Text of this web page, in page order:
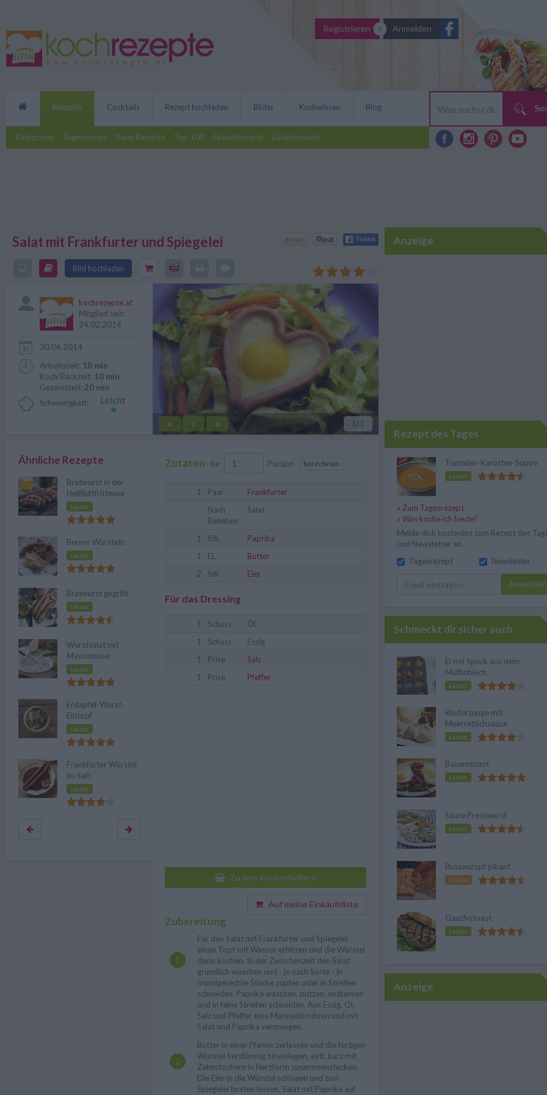
Registrieren Anmelden
Rezepte
Kategorien Tagesrezept Neue Rezepte Top 100 Grundrezepte Zutatensuche
Cocktails Rezept hochladen Bilder Kochwissen Blog
Salat mit Frankfurter und Spiegelei
Bild hochladen
Frankfurter und Spiegelei schmeckt gut und ist ganz einfach
zu machen.
« || » 1 /1
kochrezepte.at
Mitglied seit:
24.02.2014
30.06.2014
Arbeitszeit: 10 min
Koch/Backzeit: 10 min
Gesamtzeit: 20 min
Schwierigkeit:
Zutaten für Portion berechnen
1 Paar
Frankfurter
Nach
Belieben
Salat
1 Stk.
Paprika
1
EL
Butter
2
Stk. Eier
Für das Dressing
1 Schuss
Öl
1
Schuss
Essig
1
Prise
Salz
1
Prise Pfeffer
Zu den Küchenhelfern
Auf meine Einkaufsliste
Zubereitung
Für den Salat mit Frankfurter und Spiegelei
einen Topf mit Wasser erhitzen und die Würstel
darin kochen. In der Zwischenzeit den Salat
gründlich waschen und - je nach Sorte - in
mundgerechte Stücke zupfen oder in Streifen
schneiden. Paprika waschen, putzen, entkernen
und in feine Streifen schneiden. Aus Essig, Öl,
Salz und Pfeffer eine Marinade rühren und mit
Salat und Paprika vermengen.
Butter in einer Pfanne zerlassen und die fertigen
Würstel herzförmig hineinlegen, evtl. kurz mit
Zahnstochern in Herzform zusammenstecken.
Die Eier in die Würstel schlagen und zum
Spiegelei braten lassen. Salat mit Paprika auf
Ähnliche Rezepte
Bratwurst in der
Heißluftfritteuse
Leicht
Berner Würsteln
Leicht
Bratwurst gegrillt
Leicht
Wurstsalat mit
Mayonnaise
Leicht
Erdäpfel-Wurst-
Eintopf
Leicht
Frankfurter Würstel
im Saft
Leicht
Anzeige
Rezept des Tages
Tomaten-Karotten-Suppe
Leicht
» Zum Tagesrezept
» Was koche ich heute?
Melde dich kostenlos zum Rezept des
und Newsletter an.
Tagesrezept
Newsletter
Anmelden
Schmeckt dir sicher auch
Ei mit Speck aus dem
Muffinblech
Leicht
Rinderzunge mit
Meerrettichsauce
Leicht
Bauerntoast
Leicht
Saure Presswurst
Leicht
Russenzopf pikant
Mittel
Gauchotoast
Leicht
Anzeige